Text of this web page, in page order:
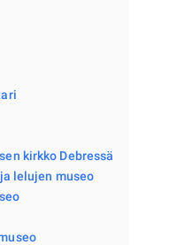
kirkko Debressä
lelujen museo